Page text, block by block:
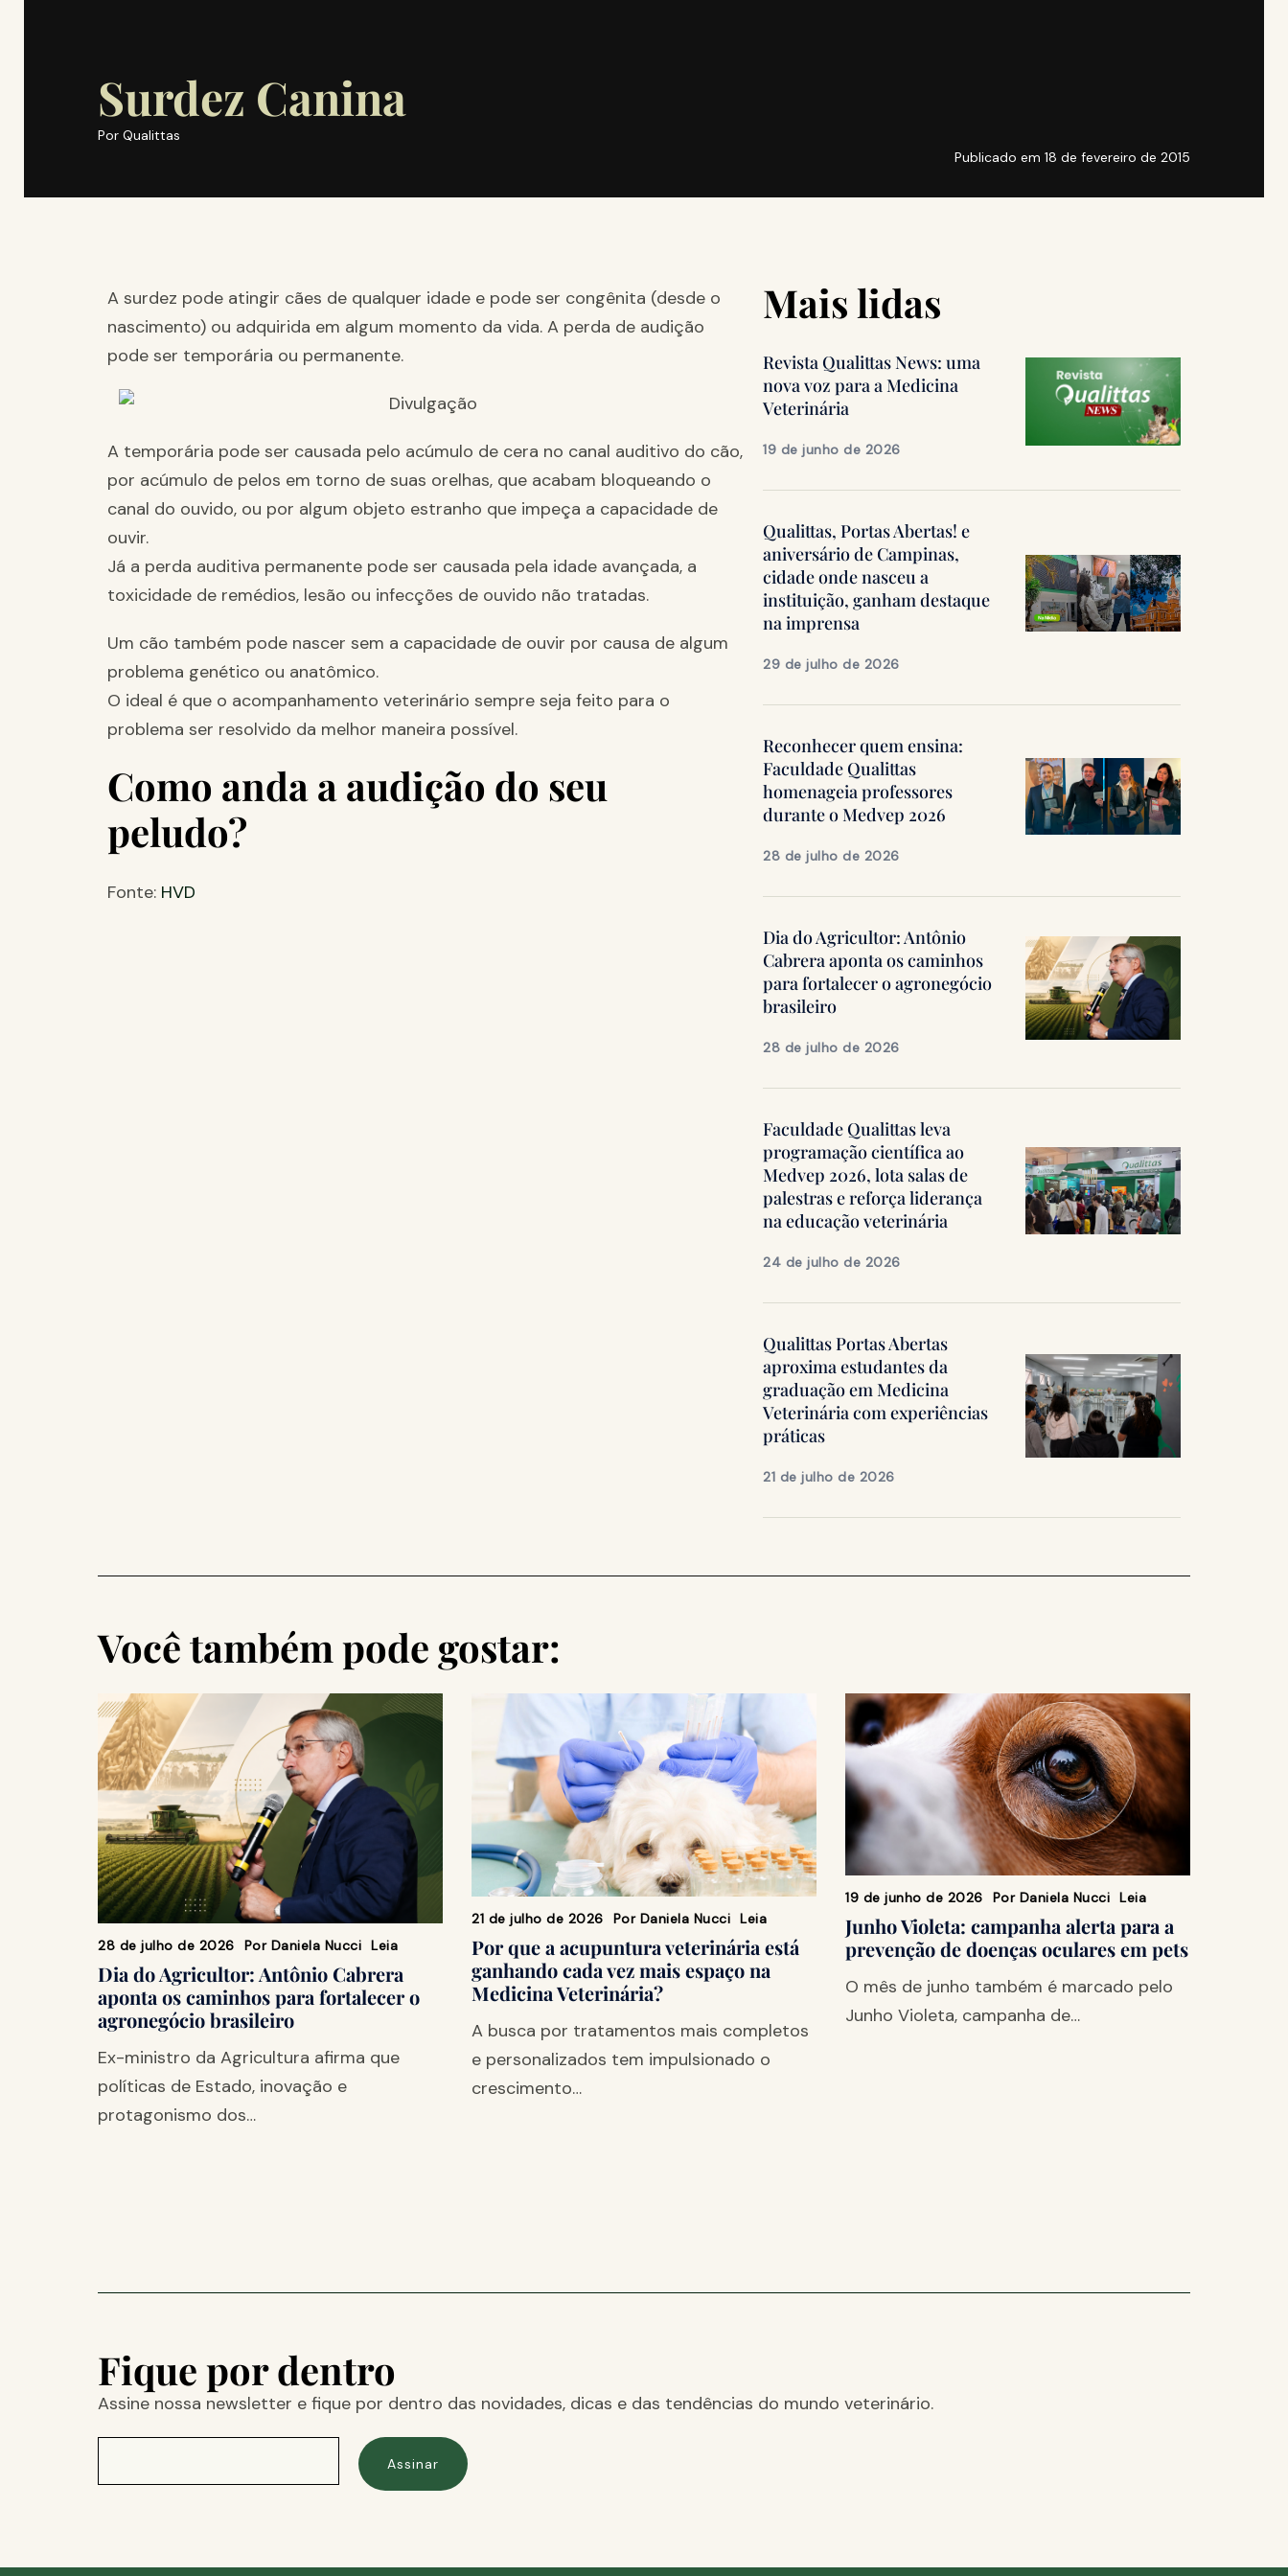
Surdez Canina
Por Qualittas
Publicado em 18 de fevereiro de 2015
A surdez pode atingir cães de qualquer idade e pode ser congênita (desde o
nascimento) ou adquirida em algum momento da vida. A perda de audição
pode ser temporária ou permanente.
A temporária pode ser causada pelo acúmulo de cera no canal auditivo do cão,
por acúmulo de pelos em torno de suas orelhas, que acabam bloqueando o
canal do ouvido, ou por algum objeto estranho que impeça a capacidade de
ouvir.
Já a perda auditiva permanente pode ser causada pela idade avançada, a
toxicidade de remédios, lesão ou infecções de ouvido não tratadas.
Um cão também pode nascer sem a capacidade de ouvir por causa de algum
problema genético ou anatômico.
O ideal é que o acompanhamento veterinário sempre seja feito para o
problema ser resolvido da melhor maneira possível.
Como anda a audição do seu
peludo?
Fonte: HVD
Mais lidas
Revista Qualittas News: uma
nova voz para a Medicina
Veterinária
19 de junho de 2026
Qualittas, Portas Abertas! e
aniversário de Campinas,
cidade onde nasceu a
instituição, ganham destaque
na imprensa
29 de julho de 2026
Reconhecer quem ensina:
Faculdade Qualittas
homenageia professores
durante o Medvep 2026
28 de julho de 2026
Dia do Agricultor: Antônio
Cabrera aponta os caminhos
para fortalecer o agronegócio
brasileiro
28 de julho de 2026
Faculdade Qualittas leva
programação científica ao
Medvep 2026, lota salas de
palestras e reforça liderança
na educação veterinária
24 de julho de 2026
Qualittas Portas Abertas
aproxima estudantes da
graduação em Medicina
Veterinária com experiências
práticas
21 de julho de 2026
Você também pode gostar:
28 de julho de 2026 Por Daniela Nucci Leia
Dia do Agricultor: Antônio Cabrera
aponta os caminhos para fortalecer o
agronegócio brasileiro
Ex-ministro da Agricultura afirma que
políticas de Estado, inovação e
protagonismo dos…
21 de julho de 2026 Por Daniela Nucci Leia
Por que a acupuntura veterinária está
ganhando cada vez mais espaço na
Medicina Veterinária?
A busca por tratamentos mais completos
e personalizados tem impulsionado o
crescimento…
19 de junho de 2026 Por Daniela Nucci Leia
Junho Violeta: campanha alerta para a
prevenção de doenças oculares em pets
O mês de junho também é marcado pelo
Junho Violeta, campanha de…
Fique por dentro
Assine nossa newsletter e fique por dentro das novidades, dicas e das tendências do mundo veterinário.
Assinar